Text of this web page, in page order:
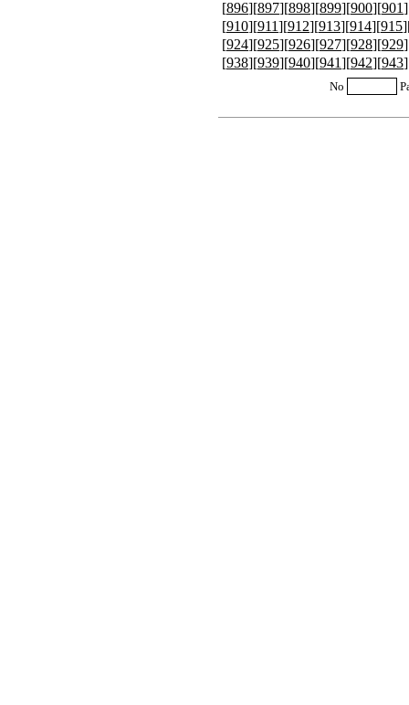
[896][897][898][899][900][901
[910][911][912][913][914][915
[924][925][926][927][928][929
[938][939][940][941][942][943
No